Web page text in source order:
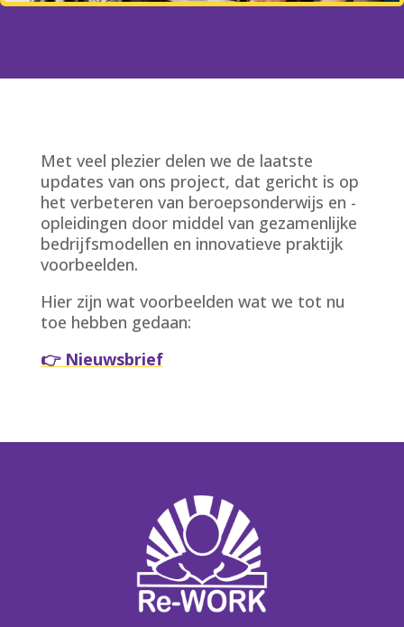
Met veel plezier delen we de laatste
updates van ons project, dat gericht is op
het verbeteren van beroepsonderwijs en -
opleidingen door middel van gezamenlijke
bedrijfsmodellen en innovatieve praktijk
voorbeelden.
Hier zijn wat voorbeelden wat we tot nu
toe hebben gedaan:
👉 Nieuwsbrief